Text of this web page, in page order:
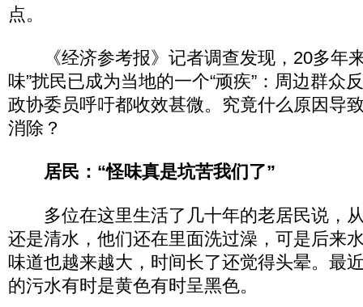
点。
《经济参考报》记者调查发现，20多年来
味”扰民已成为当地的一个“顽疾”：周边群众
政协委员呼吁都收效甚微。究竟什么原因导
消除？
居民：“怪味真是坑苦我们了”
多位在这里生活了几十年的老居民说，
还是清水，他们还在里面洗过澡，可是后来
味道也越来越大，时间长了还觉得头晕。最
的污水有时是黄色有时呈黑色。